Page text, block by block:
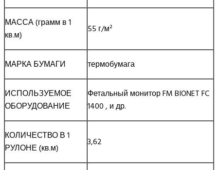
МАССА (грамм в 1
кв.м)
55 г/м²
МАРКА БУМАГИ термобумага
ИСПОЛЬЗУЕМОЕ
ОБОРУДОВАНИЕ
Фетальный монитор FM BIONET FC
1400 , и др.
КОЛИЧЕСТВО В 1
РУЛОНЕ (кв.м)
3,62